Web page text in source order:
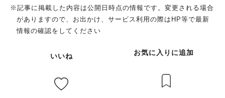
※記事に掲載した内容は公開日時点の情報です。変更される場合
がありますので、お出かけ、サービス利用の際はHP等で最新
情報の確認をしてください
いいね お気に入りに追加